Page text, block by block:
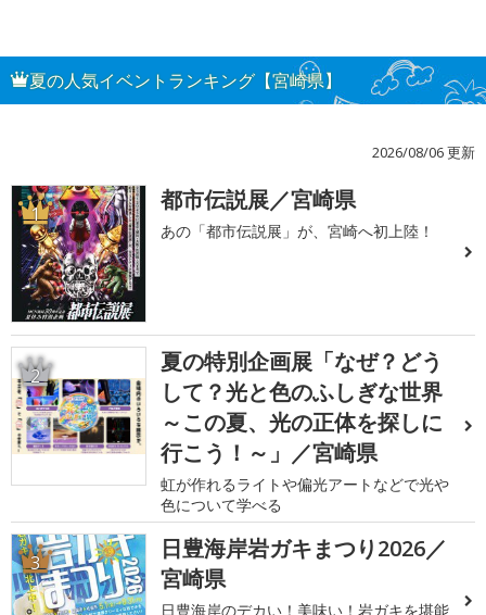
夏の人気イベントランキング【宮崎県】
2026/08/06 更新
1 都市伝説展／宮崎県
あの「都市伝説展」が、宮崎へ初上陸！
2
夏の特別企画展「なぜ？どう
して？光と色のふしぎな世界
～この夏、光の正体を探しに
行こう！～」／宮崎県
虹が作れるライトや偏光アートなどで光や
色について学べる
3
日豊海岸岩ガキまつり2026／
宮崎県
日豊海岸のデカい！美味い！岩ガキを堪能